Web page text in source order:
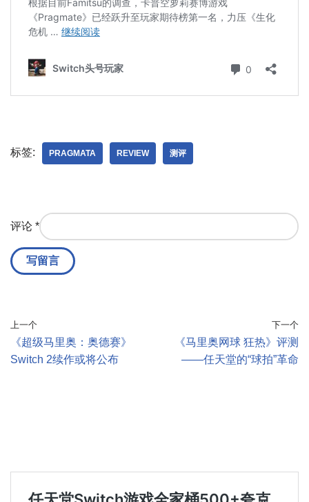
标签: PRAGMATA REVIEW 测评
评论 *
上一个
《超级马里奥：奥德赛》
Switch 2续作或将公布
下一个
《马里奥网球 狂热》评测
——任天堂的“球拍”革命